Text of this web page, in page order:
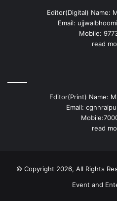
Editor(Digital) Name:
Email:
Mobile:
read
Editor(Print) Name:
Email:
read
© Copyright 2026, All Rights
Event and